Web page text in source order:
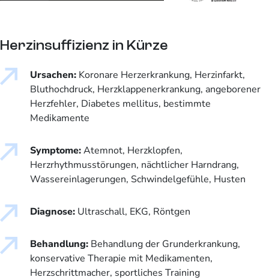
Herzinsuffizienz in Kürze
Ursachen: Koronare Herzerkrankung, Herzinfarkt,
Bluthochdruck, Herzklappenerkrankung, angeborener
Herzfehler, Diabetes mellitus, bestimmte
Medikamente
Symptome:Atemnot, Herzklopfen,
Herzrhythmusstörungen, nächtlicher Harndrang,
Wassereinlagerungen, Schwindelgefühle, Husten
Diagnose: Ultraschall, EKG, Röntgen
Behandlung: Behandlung der Grunderkrankung,
konservative Therapie mit Medikamenten,
Herzschrittmacher, sportliches Training